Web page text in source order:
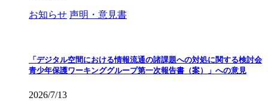
お知らせ 声明・意見書
「デジタル空間における情報流通の諸課題への対処に関する検討会
青少年保護ワーキンググループ第一次報告書（案）」への意見
2026/7/13